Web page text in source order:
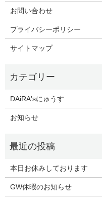
お問い合わせ
プライバシーポリシー
サイトマップ
DAiRA'sにゅうす
お知らせ
本日お休みしております
GW休暇のお知らせ